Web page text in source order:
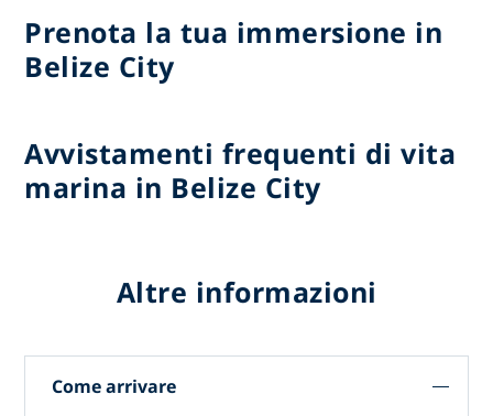
Prenota la tua immersione in
Belize City
Avvistamenti frequenti di vita
marina in Belize City
Altre informazioni
Come arrivare